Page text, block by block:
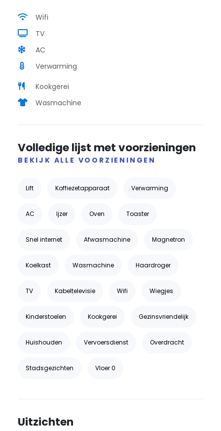
Wifi
TV
AC
Verwarming
Kookgerei
Wasmachine
Volledige lijst met voorzieningen
BEKIJK ALLE VOORZIENINGEN
Lift Koffiezetapparaat Verwarming
AC Ijzer Oven Toaster
Snel internet Afwasmachine Magnetron
Koelkast Wasmachine Haardroger
TV Kabeltelevisie Wifi Wiegjes
Kinderstoelen Kookgerei Gezinsvriendelijk
Huishouden Vervoersdienst Overdracht
Stadsgezichten Vloer 0
Uitzichten